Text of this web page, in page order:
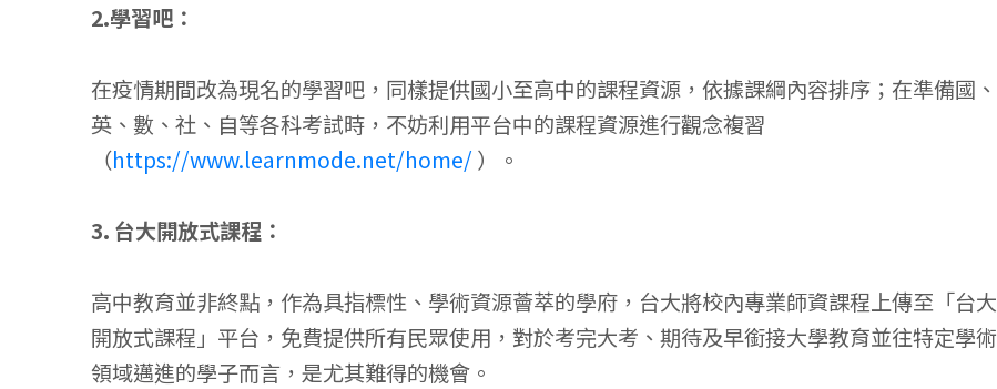
2.學習吧：
在疫情期間改為現名的學習吧，同樣提供國小至高中的課程資源，依據課綱內容排序；在準備國、
英、數、社、自等各科考試時，不妨利用平台中的課程資源進行觀念複習
（https://www.learnmode.net/home/ ）。
3. 台大開放式課程：
高中教育並非終點，作為具指標性、學術資源薈萃的學府，台大將校內專業師資課程上傳至「台大
開放式課程」平台，免費提供所有民眾使用，對於考完大考、期待及早銜接大學教育並往特定學術
領域邁進的學子而言，是尤其難得的機會。